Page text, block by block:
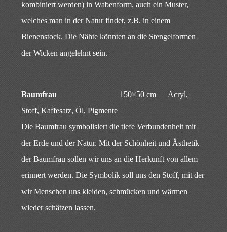
kombiniert werden) in Wabenform, auch ein Muster,
welches man in der Natur findet, z.B. in einem
Bienenstock. Die Nähte könnten an die Stengelformen
der Wicken angelehnt sein.
Baumfrau 150×50 cm Acryl,
Stoff, Kaffesatz, Öl, Pigmente
Die Baumfrau symbolisiert die tiefe Verbundenheit mit
der Erde und der Natur. Mit der Schönheit und Ästhetik
der Baumfrau sollen wir uns an die Herkunft von allem
erinnert werden. Die Symbolik soll uns den Stoff, mit der
wir Menschen uns kleiden, schmücken und wärmen
wieder schätzen lassen.